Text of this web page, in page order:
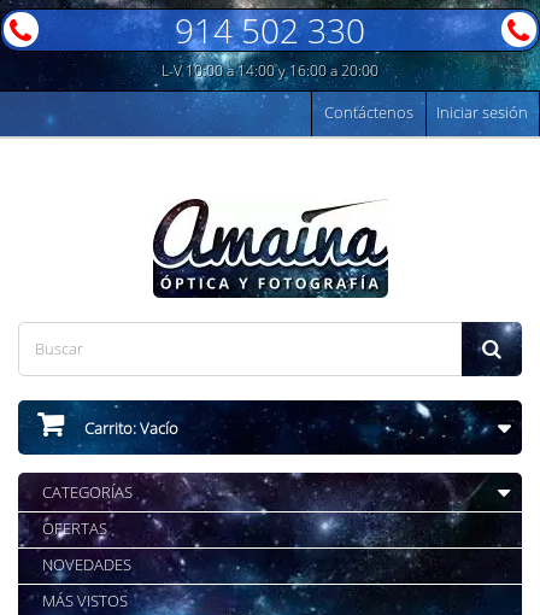
914 502 330
L-V 10:00 a 14:00 y 16:00 a 20:00
Iniciar sesión
Contáctenos
Carrito:Vacío
CATEGORÍAS
OFERTAS
NOVEDADES
MÁS VISTOS